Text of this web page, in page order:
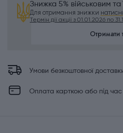
Знижка 5% військовим
Для отримання знижки
Термін дії акції з 01.01.2026 по
Отримати
Умови безкоштовної
Оплата карткою або під